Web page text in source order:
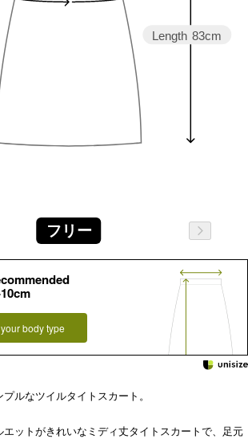
Length 83cm
フリー
body type
ルなツイルタイトスカート。
エットがきれいなミディ丈タイトスカートで、足元